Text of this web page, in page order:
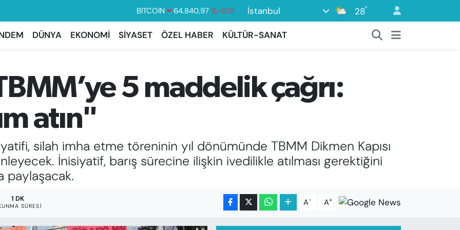
DOLAR 47,7436 %0.18
EURO
55,2510 %0.32
BİST100
13.779 %-14
İstanbul 28°
DÜNYA EKONOMİ SİYASET ÖZEL HABER KÜLTÜR-SANAT
5 maddelik çağrı:
atın"
silah imha etme töreninin yıl dönümünde TBMM Dikmen Kapısı
İnisiyatif, barış sürecine ilişkin ivedilikle atılması gerektiğini
paylaşacak.
1 DK
SÜRESI A- A+